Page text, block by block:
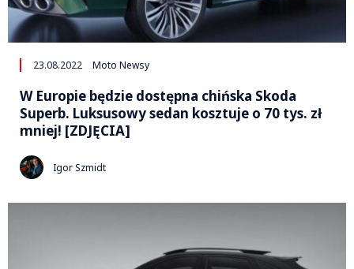
23.08.2022 Moto Newsy
W Europie będzie dostępna chińska Skoda
Superb. Luksusowy sedan kosztuje o 70 tys. zł
mniej! [ZDJĘCIA]
Igor Szmidt